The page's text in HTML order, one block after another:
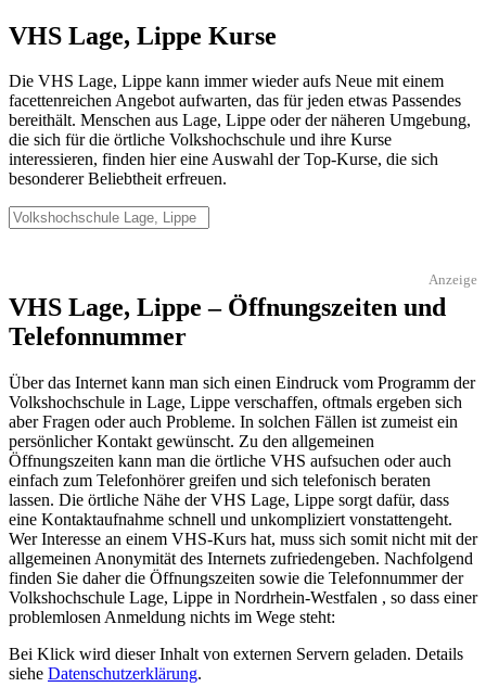
VHS Lage, Lippe Kurse
Die VHS Lage, Lippe kann immer wieder aufs Neue mit einem
facettenreichen Angebot aufwarten, das für jeden etwas Passendes
bereithält. Menschen aus Lage, Lippe oder der näheren Umgebung,
die sich für die örtliche Volkshochschule und ihre Kurse
interessieren, finden hier eine Auswahl der Top-Kurse, die sich
besonderer Beliebtheit erfreuen.
Anzeige
VHS Lage, Lippe – Öffnungszeiten und
Telefonnummer
Über das Internet kann man sich einen Eindruck vom Programm der
Volkshochschule in Lage, Lippe verschaffen, oftmals ergeben sich
aber Fragen oder auch Probleme. In solchen Fällen ist zumeist ein
persönlicher Kontakt gewünscht. Zu den allgemeinen
Öffnungszeiten kann man die örtliche VHS aufsuchen oder auch
einfach zum Telefonhörer greifen und sich telefonisch beraten
lassen. Die örtliche Nähe der VHS Lage, Lippe sorgt dafür, dass
eine Kontaktaufnahme schnell und unkompliziert vonstattengeht.
Wer Interesse an einem VHS-Kurs hat, muss sich somit nicht mit der
allgemeinen Anonymität des Internets zufriedengeben. Nachfolgend
finden Sie daher die Öffnungszeiten sowie die Telefonnummer der
Volkshochschule Lage, Lippe in Nordrhein-Westfalen , so dass einer
problemlosen Anmeldung nichts im Wege steht:
Bei Klick wird dieser Inhalt von externen Servern geladen. Details
siehe Datenschutzerklärung.